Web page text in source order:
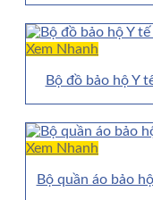
Xem Nhanh
Bộ đồ bảo hộ Y
Xem Nhanh
Bộ quần áo bảo